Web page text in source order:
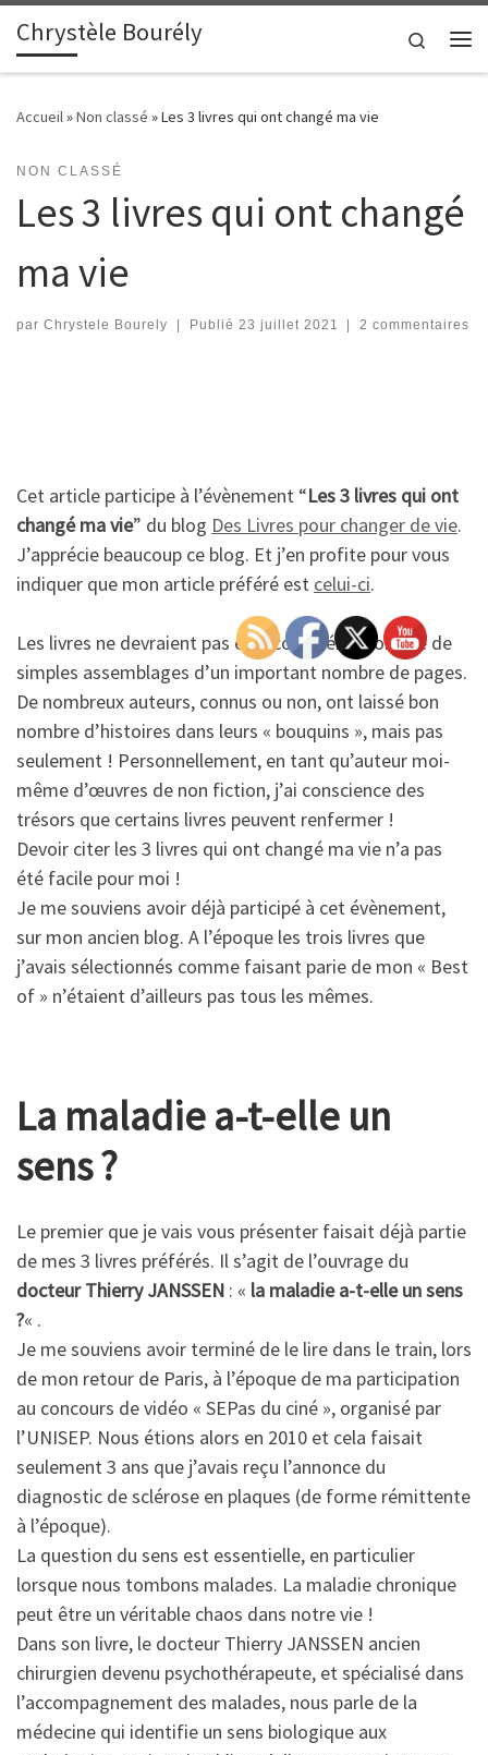
Passer au contenu
Chrystèle Bourély
Search
Accueil»Non classé »Les 3 livres qui ont changé ma vie
NON CLASSÉ
Les 3 livres qui ont changé
ma vie
par Chrystele Bourely | Publié 23 juillet 2021 | 2 commentaires
Cet article participe à l’évènement “Les 3 livres qui ont
changé ma vie” du blog Des Livres pour changer de vie.
J’apprécie beaucoup ce blog. Et j’en profite pour vous
indiquer que mon article préféré est celui-ci.
Les livres ne devraient pas être considérés comme de
simples assemblages d’un important nombre de pages.
De nombreux auteurs, connus ou non, ont laissé bon
nombre d’histoires dans leurs « bouquins », mais pas
seulement ! Personnellement, en tant qu’auteur moi-
même d’œuvres de non fiction, j’ai conscience des
trésors que certains livres peuvent renfermer !
Devoir citer les 3 livres qui ont changé ma vie n’a pas
été facile pour moi !
Je me souviens avoir déjà participé à cet évènement,
sur mon ancien blog. A l’époque les trois livres que
j’avais sélectionnés comme faisant parie de mon « Best
of » n’étaient d’ailleurs pas tous les mêmes.
La maladie a-t-elle un
sens ?
Le premier que je vais vous présenter faisait déjà partie
de mes 3 livres préférés. Il s’agit de l’ouvrage du
docteur Thierry JANSSEN : « la maladie a-t-elle un sens
?« .
Je me souviens avoir terminé de le lire dans le train, lors
de mon retour de Paris, à l’époque de ma participation
au concours de vidéo « SEPas du ciné », organisé par
l’UNISEP. Nous étions alors en 2010 et cela faisait
seulement 3 ans que j’avais reçu l’annonce du
diagnostic de sclérose en plaques (de forme rémittente
à l’époque).
La question du sens est essentielle, en particulier
lorsque nous tombons malades. La maladie chronique
peut être un véritable chaos dans notre vie !
Dans son livre, le docteur Thierry JANSSEN ancien
chirurgien devenu psychothérapeute, et spécialisé dans
l’accompagnement des malades, nous parle de la
médecine qui identifie un sens biologique aux